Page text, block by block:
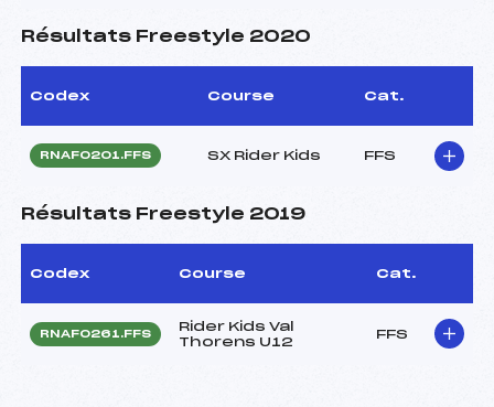
Résultats Freestyle 2020
Codex Course Cat.
RNAF0201.FFS SX Rider Kids FFS
Résultats Freestyle 2019
Codex Course Cat.
RNAF0261.FFS
Rider Kids Val
Thorens U12
FFS